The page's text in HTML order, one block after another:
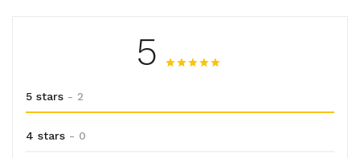
5
5 stars - 2
4 stars - 0